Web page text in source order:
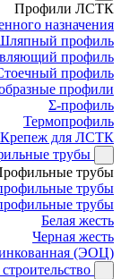
Профили ЛСТК
назначения
профиль
профиль
профиль
профили
Σ-профиль
Термопрофиль
Крепеж для ЛСТК
трубы
трубы
трубы
трубы
Белая жесть
Черная жесть
(ЭОЦ)